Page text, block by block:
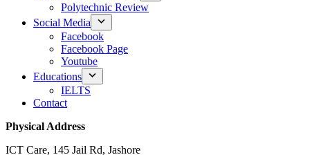
Polytechnic Review
Social Media
Facebook
Facebook Page
Youtube
Educations
IELTS
Contact
Physical Address
ICT Care, 145 Jail Rd, Jashore